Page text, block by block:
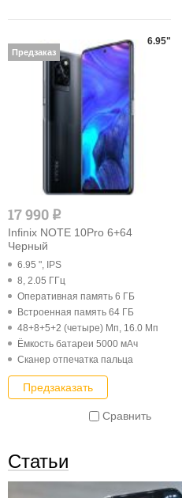
17 990 q
Infinix NOTE 10Pro 6+64
Черный
6.95 ", IPS
8, 2.05 ГГц
Оперативная память 6 ГБ
Встроенная память 64 ГБ
48+8+5+2 (четыре) Мп, 16.0 Мп
Ёмкость батареи 5000 мАч
Cканер отпечатка пальца
Предзаказать
Сравнить
6.95"
Предзаказ
Статьи